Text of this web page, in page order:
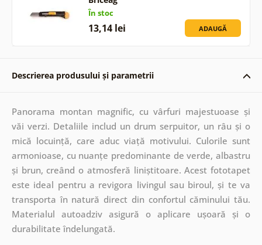
În stoc
13,14 lei ADAUGĂ
Descrierea produsului și parametrii
Panorama montan magnific, cu vârfuri majestuoase și
văi verzi. Detaliile includ un drum serpuitor, un râu și o
mică locuință, care aduc viață motivului. Culorile sunt
armonioase, cu nuanțe predominante de verde, albastru
și brun, creând o atmosferă liniștitoare. Acest fototapet
este ideal pentru a revigora livingul sau biroul, și te va
transporta în natură direct din confortul căminului tău.
Materialul autoadziv asigură o aplicare ușoară și o
durabilitate îndelungată.